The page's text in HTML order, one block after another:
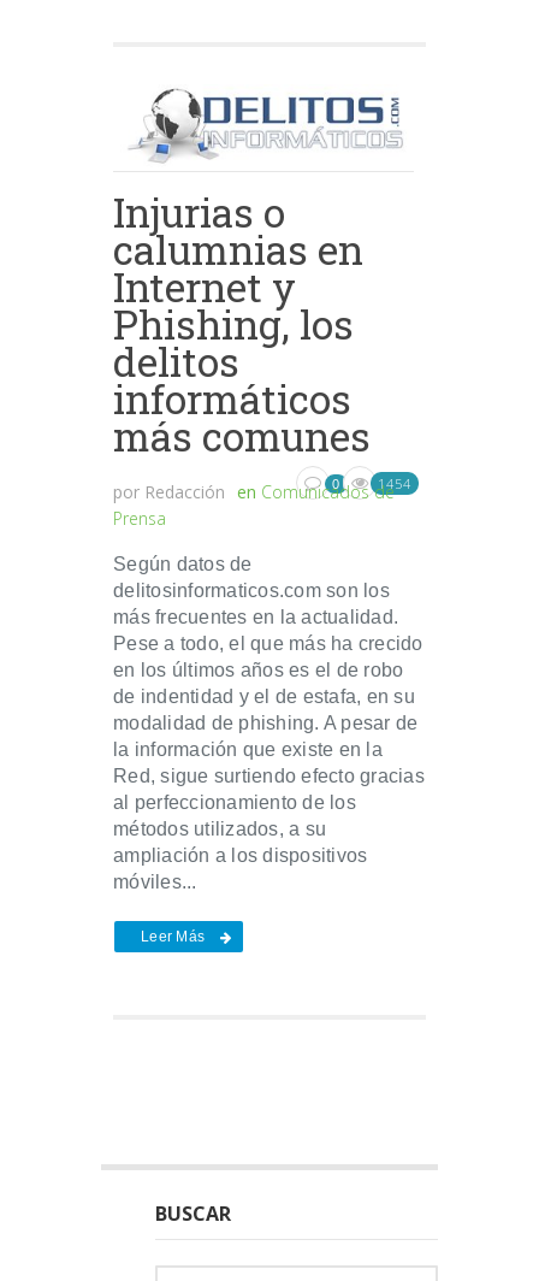
Injurias o
calumnias en
Internet y
Phishing, los
delitos
informáticos
más comunes
por Redacción en Comunicados de
Prensa
0 1454
Según datos de
delitosinformaticos.com son los
más frecuentes en la actualidad.
Pese a todo, el que más ha crecido
en los últimos años es el de robo
de indentidad y el de estafa, en su
modalidad de phishing. A pesar de
la información que existe en la
Red, sigue surtiendo efecto gracias
al perfeccionamiento de los
métodos utilizados, a su
ampliación a los dispositivos
móviles...
Leer Más
BUSCAR